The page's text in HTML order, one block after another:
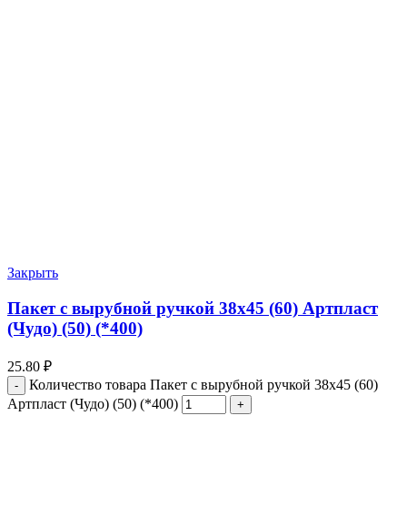
Закрыть
Пакет с вырубной ручкой 38х45 (60) Артпласт
(Чудо) (50) (*400)
25.80 ₽
Количество товара Пакет с вырубной ручкой 38х45 (60)
Артпласт (Чудо) (50) (*400)